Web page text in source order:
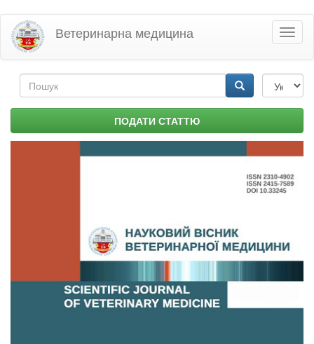
Перейти
основного
матеріалу
Ветеринарна медицина
Пошукова
форма ПОДАТИ СТАТТЮ